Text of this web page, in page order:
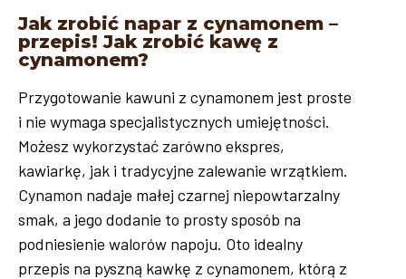
Jak zrobić napar z cynamonem –
przepis! Jak zrobić kawę z
cynamonem?
Przygotowanie kawuni z cynamonem jest proste
i nie wymaga specjalistycznych umiejętności.
Możesz wykorzystać zarówno ekspres,
kawiarkę, jak i tradycyjne zalewanie wrzątkiem.
Cynamon nadaje małej czarnej niepowtarzalny
smak, a jego dodanie to prosty sposób na
podniesienie walorów napoju. Oto idealny
przepis na pyszną kawkę z cynamonem, którą z